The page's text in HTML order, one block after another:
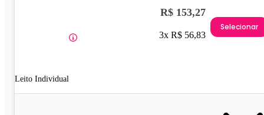
Leito Individual
R$ 153,27
3x R$ 56,83
Selecionar